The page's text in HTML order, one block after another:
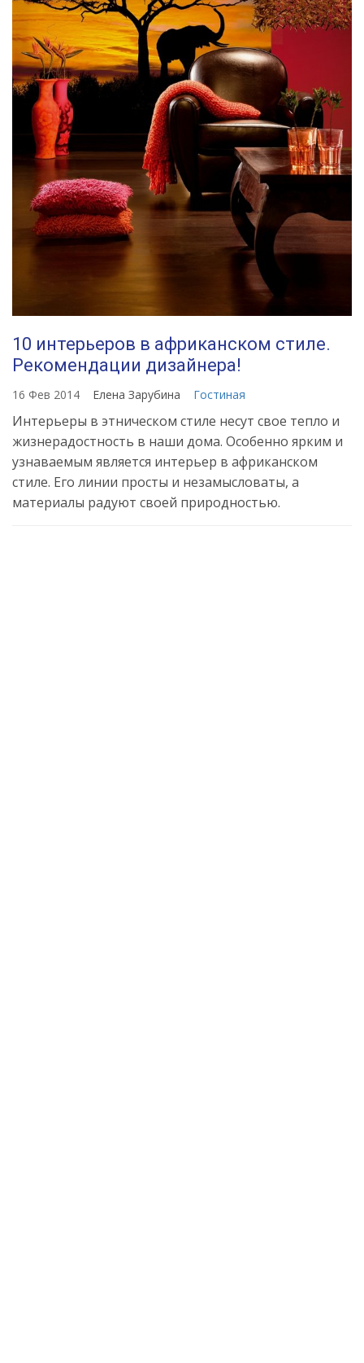
10 интерьеров в африканском стиле.
Рекомендации дизайнера!
16 Фев 2014 Елена Зарубина Гостиная
Интерьеры в этническом стиле несут свое тепло и
жизнерадостность в наши дома. Особенно ярким и
узнаваемым является интерьер в африканском
стиле. Его линии просты и незамысловаты, а
материалы радуют своей природностью.